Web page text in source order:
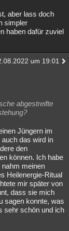
aber lass doch
simpler
haben dafür zuviel
um 19:01
abgestreifte
Jüngern im
das wird in
den
können. Ich habe
meinen
Heilenergie-Ritual
mir später von
dass sie mich
sagen konnte, was
sehr schön und ich